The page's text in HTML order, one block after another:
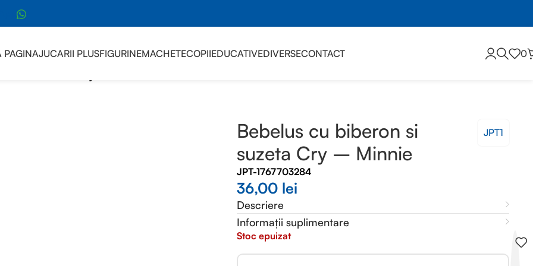
PAGINAJUCARII PLUSFIGURINEMACHETECOPIIEDUCATIVEDIVERSECONTACT
0
Bebelus cu biberon si
suzeta Cry – Minnie
JPT1
JPT-1767703284
36,00 lei
Descriere
Informații suplimentare
Stoc epuizat